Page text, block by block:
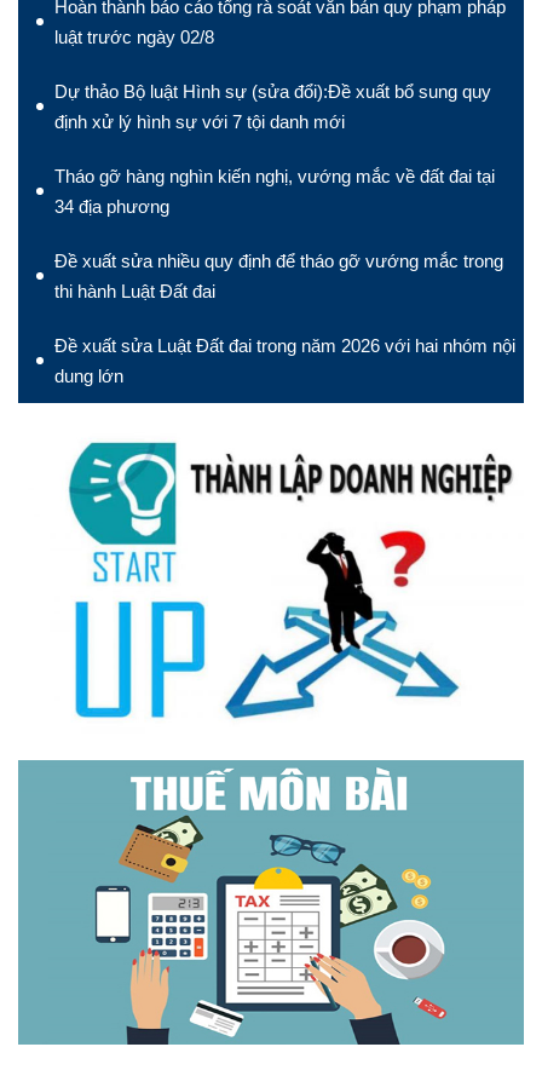
Hoàn thành báo cáo tổng rà soát văn bản quy phạm pháp
luật trước ngày 02/8
Dự thảo Bộ luật Hình sự (sửa đổi):Đề xuất bổ sung quy
định xử lý hình sự với 7 tội danh mới
Tháo gỡ hàng nghìn kiến nghị, vướng mắc về đất đai tại
34 địa phương
Đề xuất sửa nhiều quy định để tháo gỡ vướng mắc trong
thi hành Luật Đất đai
Đề xuất sửa Luật Đất đai trong năm 2026 với hai nhóm nội
dung lớn